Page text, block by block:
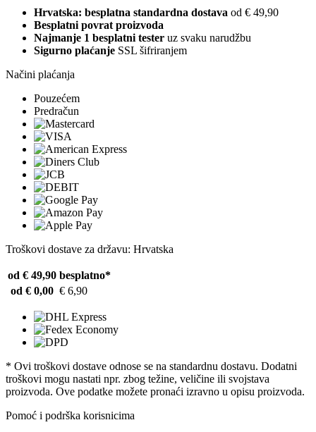
Hrvatska: besplatna standardna dostava od € 49,90
Besplatni povrat proizvoda
Najmanje 1 besplatni tester uz svaku narudžbu
Sigurno plaćanje SSL šifriranjem
Načini plaćanja
Pouzećem
Predračun
Troškovi dostave za državu: Hrvatska
od € 49,90 besplatno*
od € 0,00 € 6,90
* Ovi troškovi dostave odnose se na standardnu ​​dostavu. Dodatni
troškovi mogu nastati npr. zbog težine, veličine ili svojstava
proizvoda. Ove podatke možete pronaći izravno u opisu proizvoda.
Pomoć i podrška korisnicima